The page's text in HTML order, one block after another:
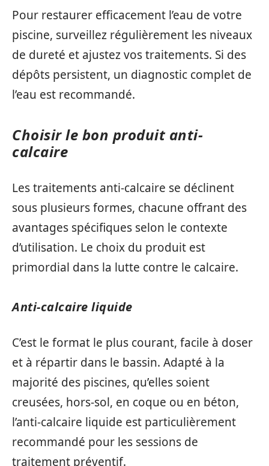
Pour restaurer efficacement l’eau de votre
piscine, surveillez régulièrement les niveaux
de dureté et ajustez vos traitements. Si des
dépôts persistent, un diagnostic complet de
l’eau est recommandé.
Choisir le bon produit anti-
calcaire
Les traitements anti-calcaire se déclinent
sous plusieurs formes, chacune offrant des
avantages spécifiques selon le contexte
d’utilisation. Le choix du produit est
primordial dans la lutte contre le calcaire.
Anti-calcaire liquide
C’est le format le plus courant, facile à doser
et à répartir dans le bassin. Adapté à la
majorité des piscines, qu’elles soient
creusées, hors-sol, en coque ou en béton,
l’anti-calcaire liquide est particulièrement
recommandé pour les sessions de
traitement préventif.